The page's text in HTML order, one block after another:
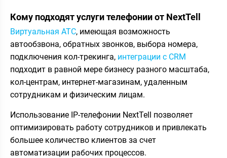
Кому подходят услуги телефонии от NextTell
Виртуальная АТС, имеющая возможность
автообзвона, обратных звонков, выбора номера,
подключения кол-трекинга, интеграции с CRM
подходит в равной мере бизнесу разного масштаба,
кол-центрам, интернет-магазинам, удаленным
сотрудникам и физическим лицам.
Использование IP-телефонии NextTell позволяет
оптимизировать работу сотрудников и привлекать
большее количество клиентов за счет
автоматизации рабочих процессов.